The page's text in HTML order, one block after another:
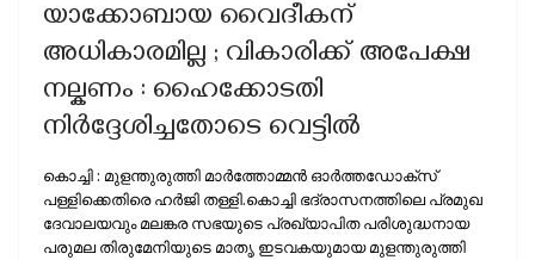
യാക്കോബായ വൈദീകന്
അധികാരമില്ല ; വികാരിക്ക് അപേക്ഷ
നല്കണം : ഹൈക്കോടതി
നിർദ്ദേശിച്ചതോടെ വെട്ടിൽ
കൊച്ചി : മുളന്തുരുത്തി മാർത്തോമ്മൻ ഓർത്തഡോക്സ്‌
പള്ളിക്കെതിരെ ഹർജി തള്ളി.കൊച്ചി ഭദ്രാസനത്തിലെ പ്രമുഖ
ദേവാലയവും മലങ്കര സഭയുടെ പ്രഖ്യാപിത പരിശുദ്ധനായ
പരുമല തിരുമേനിയുടെ മാതൃ ഇടവകയുമായ മുളന്തുരുത്തി